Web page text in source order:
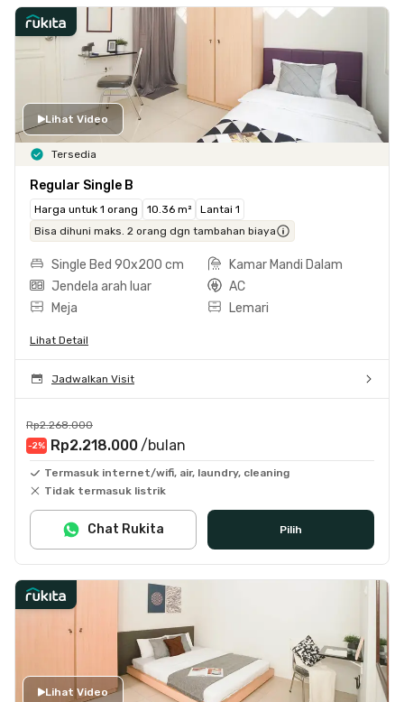
Lihat Video
Tersedia
Regular Single B
Harga untuk 1 orang 10.36 m²
Lantai 1
Bisa dihuni maks. 2 orang dgn tambahan biaya
Single Bed 90x200 cm
Kamar Mandi Dalam
Jendela arah luar
AC
Meja
Lemari
Lihat Detail
Jadwalkan Visit
Rp2.268.000
-2% Rp2.218.000 /bulan
Termasuk internet/wifi, air, laundry, cleaning
Tidak termasuk listrik
Pilih
Chat Rukita
Lihat Video